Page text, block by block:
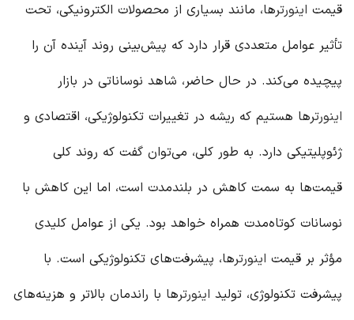
قیمت اینورترها، مانند بسیاری از محصولات الکترونیکی، تحت
تأثیر عوامل متعددی قرار دارد که پیش‌بینی روند آینده آن را
پیچیده می‌کند. در حال حاضر، شاهد نوساناتی در بازار
اینورترها هستیم که ریشه در تغییرات تکنولوژیکی، اقتصادی و
ژئوپلیتیکی دارد. به طور کلی، می‌توان گفت که روند کلی
قیمت‌ها به سمت کاهش در بلندمدت است، اما این کاهش با
نوسانات کوتاه‌مدت همراه خواهد بود. یکی از عوامل کلیدی
مؤثر بر قیمت اینورترها، پیشرفت‌های تکنولوژیکی است. با
پیشرفت تکنولوژی، تولید اینورترها با راندمان بالاتر و هزینه‌های